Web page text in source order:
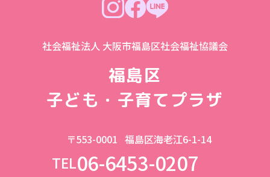
社会福祉法人 大阪市福島区社会福祉協議会
福島区
子ども・子育てプラザ
〒553-0001 福島区海老江6-1-14
TEL06-6453-0207